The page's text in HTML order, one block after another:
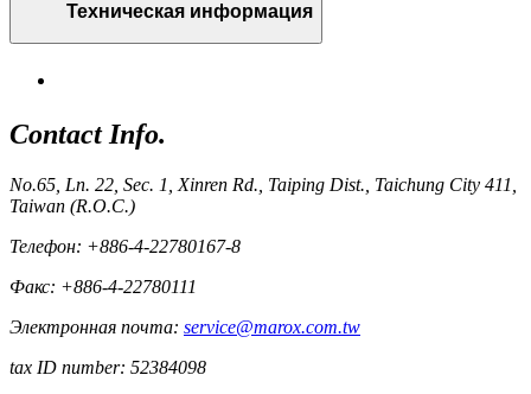
Техническая информация
Contact Info.
No.65, Ln. 22, Sec. 1, Xinren Rd., Taiping Dist., Taichung City 411,
Taiwan (R.O.C.)
Телефон: +886-4-22780167-8
Факс: +886-4-22780111
Электронная почта: service@marox.com.tw
tax ID number: 52384098